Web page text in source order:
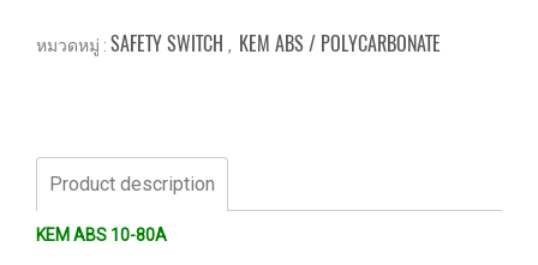
หมวดหมู่ : SAFETY SWITCH , KEM ABS / POLYCARBONATE
Product description
KEM ABS 10-80A